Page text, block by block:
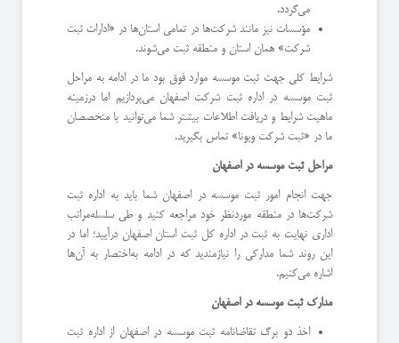
می‌گردد.
مؤسسات نیز مانند شرکت‌ها در تمامی استان‌ها در «ادارات ثبت
شرکت» همان استان و منطقه ثبت می‌شوند.
شرایط کلی جهت ثبت موسسه موارد فوق بود ما در ادامه به مراحل
ثبت موسسه در اداره ثبت شرکت اصفهان می‌پردازیم اما درزمینه
ماهیت شرایط و دریافت اطلاعات بیشتر شما می‌توانید با متخصصان
ما در «ثبت شرکت ویونا» تماس بگیرید.
مراحل ثبت موسسه در اصفهان
جهت انجام امور ثبت موسسه در اصفهان شما باید به اداره ثبت
شرکت‌ها در منطقه موردنظر خود مراجعه کنید و طی سلسله‌مراتب
اداری نهایت به ثبت در اداره کل ثبت استان اصفهان درآیید؛ اما در
این روند شما مدارکی را نیازمندید که در ادامه به‌اختصار به آن‌ها
اشاره می‌کنیم.
مدارک ثبت موسسه در اصفهان
اخذ دو برگ تقاضانامه ثبت موسسه در اصفهان از اداره ثبت